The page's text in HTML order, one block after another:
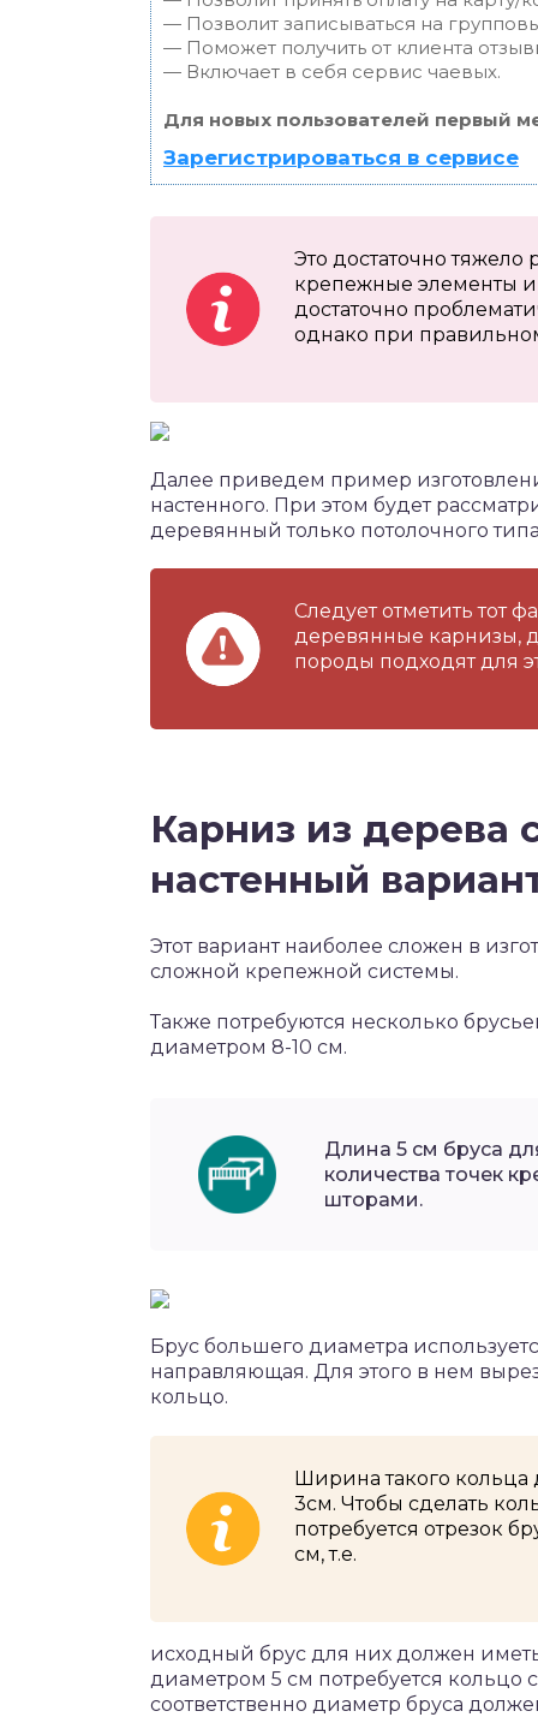
— Позволит записываться на
— Поможет получить от клиента
— Включает в себя сервис чаевых.
Для новых пользователей первый
Зарегистрироваться в сервисе
Это достаточно тяжело
крепежные элементы и
достаточно
однако при
Далее приведем пример
настенного. При этом будет
деревянный только потолочного
Следует отметить тот
деревянные карнизы,
породы подходят для
Карниз из дерева
настенный
Этот вариант наиболее сложен в
сложной крепежной системы.
Также потребуются несколько
диаметром 8-10 см.
Длина 5 см бруса
количества точек
шторами.
Брус большего диаметра
направляющая. Для этого в нем
кольцо.
Ширина такого кольца
3см. Чтобы сделать
потребуется отрезок
см, т.е.
исходный брус для них должен
диаметром 5 см потребуется кольцо
соответственно диаметр бруса